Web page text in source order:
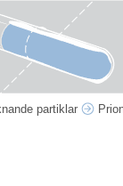
partiklar